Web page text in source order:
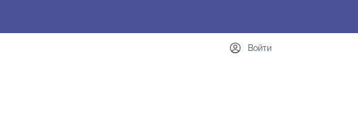
Войти